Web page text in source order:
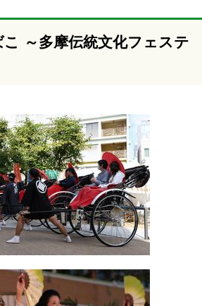
～多摩伝統文化フェステ